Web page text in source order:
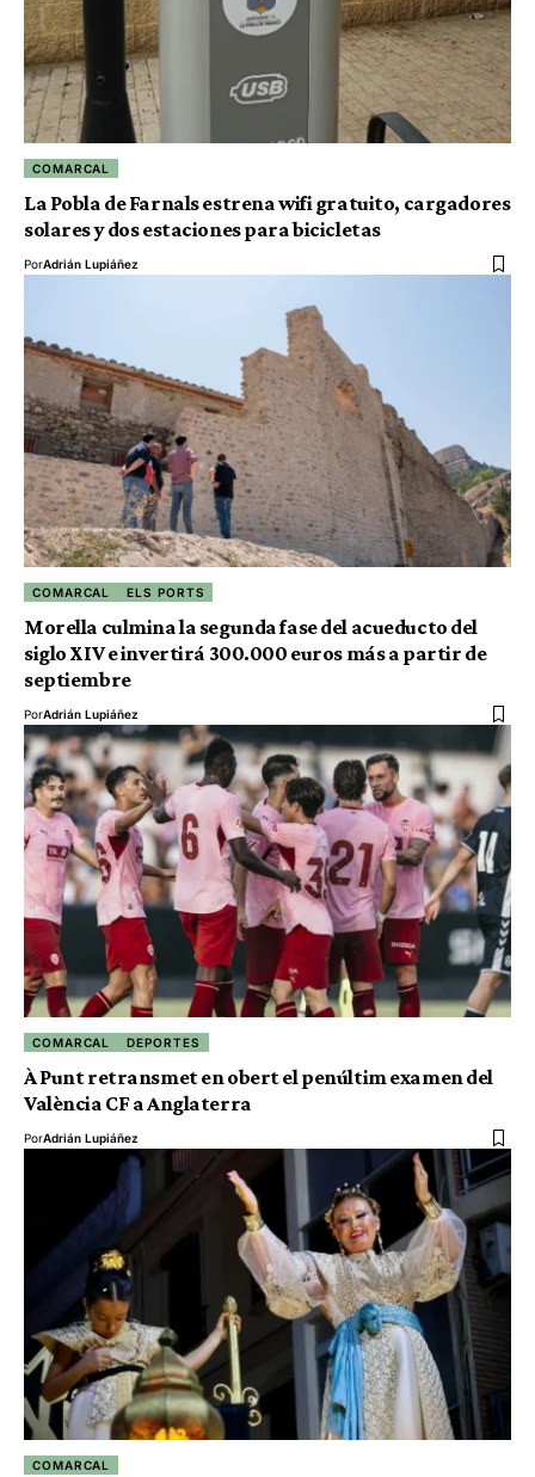
COMARCAL
La Pobla de Farnals estrena wifi gratuito, cargadores
solares y dos estaciones para bicicletas
PorAdrián Lupiáñez
COMARCAL ELS PORTS
Morella culmina la segunda fase del acueducto del
siglo XIV e invertirá 300.000 euros más a partir de
septiembre
PorAdrián Lupiáñez
COMARCAL DEPORTES
À Punt retransmet en obert el penúltim examen del
València CF a Anglaterra
PorAdrián Lupiáñez
COMARCAL